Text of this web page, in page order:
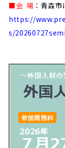
■会 場 ：青森
https://
s/